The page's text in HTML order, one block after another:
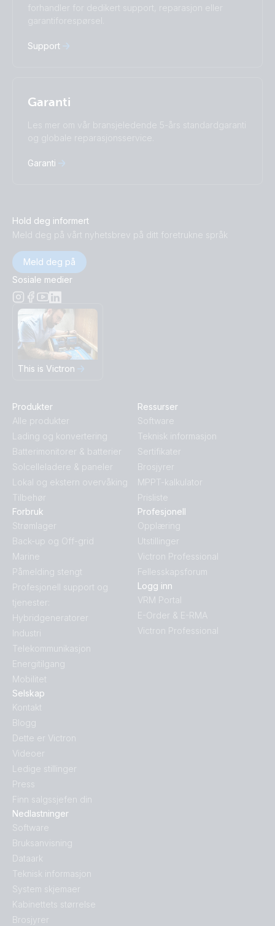
中國人
forhandler for dedikert support, reparasjon eller
garantiforespørsel.
Support
Garanti
Les mer om vår bransjeledende 5-års standardgaranti
og globale reparasjonsservice.
Garanti
Hold deg informert
Meld deg på vårt nyhetsbrev på ditt foretrukne språk
Meld deg på
Sosiale medier
This is Victron
Produkter
Alle produkter
Lading og konvertering
Batterimonitorer & batterier
Solcelleladere & paneler
Lokal og ekstern overvåking
Tilbehør
Nedlastninger
Software
Bruksanvisning
Dataark
Teknisk informasjon
System skjemaer
Kabinettets størrelse
Brosjyrer
Forbruk
Strømlager
Back-up og Off-grid
Marine
Påmelding stengt
Profesjonell support og
tjenester:
Hybridgeneratorer
Industri
Telekommunikasjon
Energitilgang
Mobilitet
Selskap
Kontakt
Blogg
Dette er Victron
Videoer
Ledige stillinger
Press
Finn salgssjefen din
Ressurser
Software
Teknisk informasjon
Sertifikater
Brosjyrer
MPPT-kalkulator
Prisliste
Profesjonell
Opplæring
Utstillinger
Victron Professional
Fellesskapsforum
Logg inn
VRM Portal
E-Order & E-RMA
Victron Professional